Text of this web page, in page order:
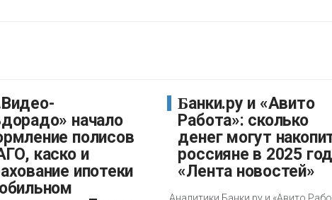
начало
полисов
каско и
ипотеки
Банки.ру и «Авито
Работа»: сколько
денег могут
россияне в 2025
«Лента новостей»